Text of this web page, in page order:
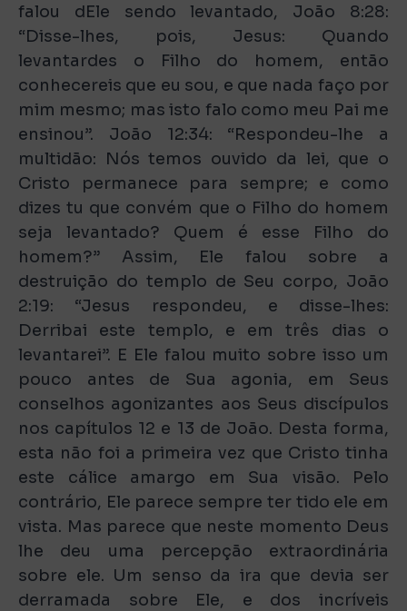
falou dEle sendo levantado, João 8:28:
“Disse-lhes, pois, Jesus: Quando
levantardes o Filho do homem, então
conhecereis que eu sou, e que nada faço por
mim mesmo; mas isto falo como meu Pai me
ensinou”. João 12:34: “Respondeu-lhe a
multidão: Nós temos ouvido da lei, que o
Cristo permanece para sempre; e como
dizes tu que convém que o Filho do homem
seja levantado? Quem é esse Filho do
homem?” Assim, Ele falou sobre a
destruição do templo de Seu corpo, João
2:19: “Jesus respondeu, e disse-lhes:
Derribai este templo, e em três dias o
levantarei”. E Ele falou muito sobre isso um
pouco antes de Sua agonia, em Seus
conselhos agonizantes aos Seus discípulos
nos capítulos 12 e 13 de João. Desta forma,
esta não foi a primeira vez que Cristo tinha
este cálice amargo em Sua visão. Pelo
contrário, Ele parece sempre ter tido ele em
vista. Mas parece que neste momento Deus
lhe deu uma percepção extraordinária
sobre ele. Um senso da ira que devia ser
derramada sobre Ele, e dos incríveis